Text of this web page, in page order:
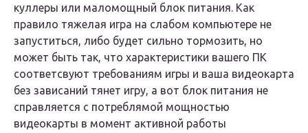
куллеры или маломощный блок питания. Как
правило тяжелая игра на слабом компьютере не
запуститься, либо будет сильно тормозить, но
может быть так, что характеристики вашего ПК
соответсвуют требованиям игры и ваша видеокарта
без зависаний тянет игру, а вот блок питания не
справляется с потреблямой мощностью
видеокарты в момент активной работы